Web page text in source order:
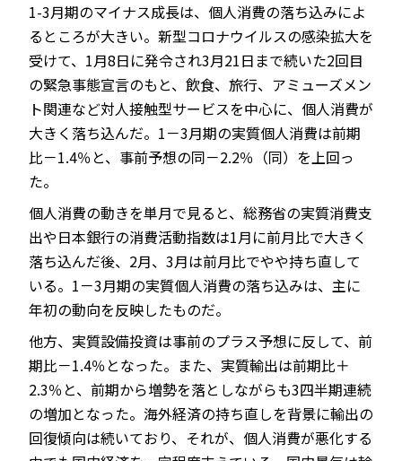
1-3月期のマイナス成長は、個人消費の落ち込みによ
るところが大きい。新型コロナウイルスの感染拡大を
受けて、1月8日に発令され3月21日まで続いた2回目
の緊急事態宣言のもと、飲食、旅行、アミューズメン
ト関連など対人接触型サービスを中心に、個人消費が
大きく落ち込んだ。1－3月期の実質個人消費は前期
比－1.4％と、事前予想の同－2.2％（同）を上回っ
た。
個人消費の動きを単月で見ると、総務省の実質消費支
出や日本銀行の消費活動指数は1月に前月比で大きく
落ち込んだ後、2月、3月は前月比でやや持ち直して
いる。1－3月期の実質個人消費の落ち込みは、主に
年初の動向を反映したものだ。
他方、実質設備投資は事前のプラス予想に反して、前
期比－1.4％となった。また、実質輸出は前期比＋
2.3％と、前期から増勢を落としながらも3四半期連続
の増加となった。海外経済の持ち直しを背景に輸出の
回復傾向は続いており、それが、個人消費が悪化する